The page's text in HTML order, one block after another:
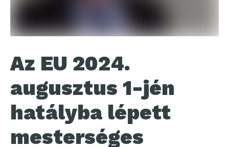
Az EU 2024.
augusztus 1-jén
hatályba lépett
mesterséges